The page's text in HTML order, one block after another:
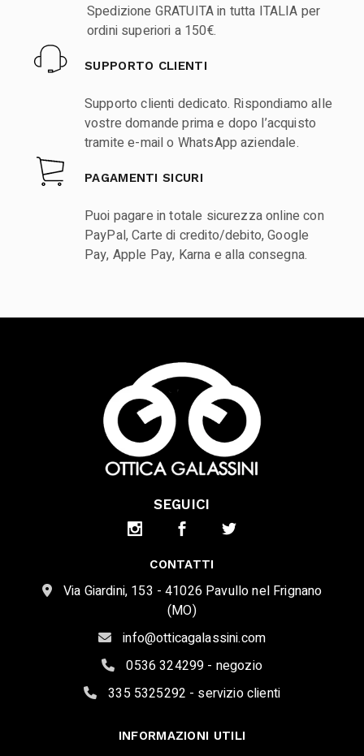
Spedizione GRATUITA in tutta ITALIA per
ordini superiori a 150€.
SUPPORTO CLIENTI
Supporto clienti dedicato. Rispondiamo alle
vostre domande prima e dopo l’acquisto
tramite e-mail o WhatsApp aziendale.
PAGAMENTI SICURI
Puoi pagare in totale sicurezza online con
PayPal, Carte di credito/debito, Google
Pay, Apple Pay, Karna e alla consegna.
SEGUICI
CONTATTI
Via Giardini, 153 - 41026 Pavullo nel Frignano
(MO)
info@otticagalassini.com
0536 324299 - negozio
335 5325292 - servizio clienti
INFORMAZIONI UTILI